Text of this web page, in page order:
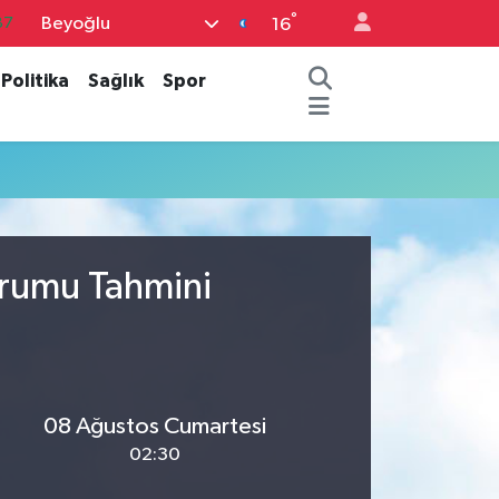
Beyoğlu 16°
Politika Sağlık Spor
Tahmini
08 Ağustos Cumartesi
02:30